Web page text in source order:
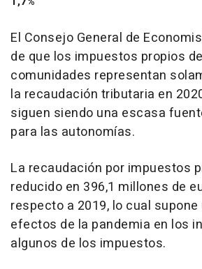
El Consejo General de
de que los impuestos propios
comunidades representan
la recaudación tributaria en
siguen siendo una escasa
para las autonomías.
La recaudación por impuestos
reducido en 396,1 millones de
respecto a 2019, lo cual
efectos de la pandemia en los
algunos de los impuestos.